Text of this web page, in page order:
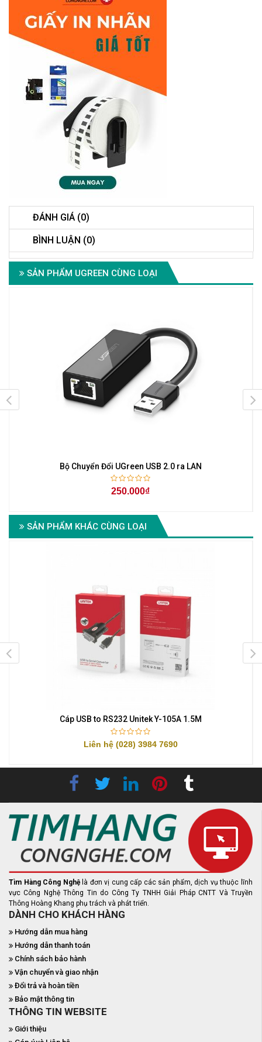
ĐÁNH GIÁ (0)
BÌNH LUẬN (0)
SẢN PHẨM UGREEN CÙNG LOẠI
Bộ Chuyển Đổi UGreen USB 2.0 ra LAN
250.000₫
SẢN PHẨM KHÁC CÙNG LOẠI
Cáp USB to RS232 Unitek Y-105A 1.5M
Liên hệ (028) 3984 7690
Tìm Hàng Công Nghệ là đơn vị cung cấp các sản phẩm, dịch vụ thuộc lĩnh
vực Công Nghệ Thông Tin do Công Ty TNHH Giải Pháp CNTT Và Truyền
Thông Hoàng Khang phụ trách và phát triển.
DÀNH CHO KHÁCH HÀNG
Hướng dẫn mua hàng
Hướng dẫn thanh toán
Chính sách bảo hành
Vận chuyển và giao nhận
Đổi trả và hoàn tiền
Bảo mật thông tin
THÔNG TIN WEBSITE
Giới thiệu